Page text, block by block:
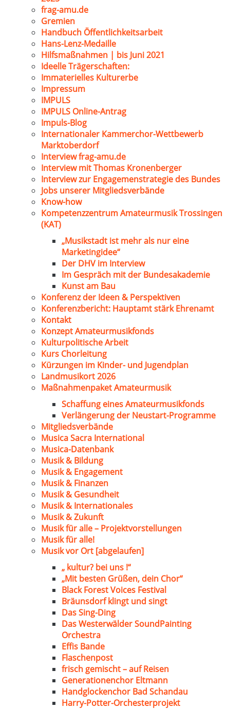
frag-amu.de
Gremien
Handbuch Öffentlichkeitsarbeit
Hans-Lenz-Medaille
Hilfsmaßnahmen | bis Juni 2021
Ideelle Trägerschaften:
Immaterielles Kulturerbe
Impressum
IMPULS
IMPULS Online-Antrag
Impuls-Blog
Internationaler Kammerchor-Wettbewerb
Marktoberdorf
Interview frag-amu.de
Interview mit Thomas Kronenberger
Interview zur Engagemenstrategie des Bundes
Jobs unserer Mitgliedsverbände
Know-how
Kompetenzzentrum Amateurmusik Trossingen
(KAT)
„Musikstadt ist mehr als nur eine
Marketingidee“
Der DHV im Interview
Im Gespräch mit der Bundesakademie
Kunst am Bau
Konferenz der Ideen & Perspektiven
Konferenzbericht: Hauptamt stärk Ehrenamt
Kontakt
Konzept Amateurmusikfonds
Kulturpolitische Arbeit
Kurs Chorleitung
Kürzungen im Kinder- und Jugendplan
Landmusikort 2026
Maßnahmenpaket Amateurmusik
Schaffung eines Amateurmusikfonds
Verlängerung der Neustart-Programme
Mitgliedsverbände
Musica Sacra International
Musica-Datenbank
Musik & Bildung
Musik & Engagement
Musik & Finanzen
Musik & Gesundheit
Musik & Internationales
Musik & Zukunft
Musik für alle – Projektvorstellungen
Musik für alle!
Musik vor Ort [abgelaufen]
„ kultur? bei uns !“
„Mit besten Grüßen, dein Chor“
Black Forest Voices Festival
Bräunsdorf klingt und singt
Das Sing-Ding
Das Westerwälder SoundPainting
Orchestra
Effis Bande
Flaschenpost
frisch gemischt – auf Reisen
Generationenchor Eltmann
Handglockenchor Bad Schandau
Harry-Potter-Orchesterprojekt